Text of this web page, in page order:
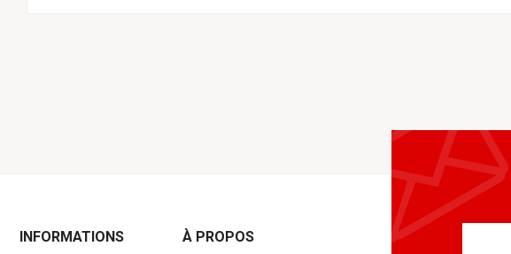
INFORMATIONS À PROPOS